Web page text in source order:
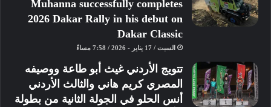
القيادة،ليختتم الفريق التجارب بعد إكمال
٣٨ لفة وإنهاء الحصة في المركز الرابع
Muhanna successfully completes
2026 Dakar Rally in his debut on
Dakar Classic
السبت / 17 يناير - 2026 / 7:58 مساءً
تتويج الأردني غيث أبو طاعة ووصيفه
المصري كريم هاني والثالث الأردني
أنس الحلو في الجولة الثانية من بطولة